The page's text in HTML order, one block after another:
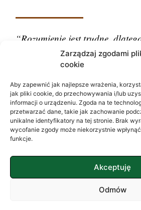
Zarządzaj zgodami
cookie
Aby zapewnić jak najlepsze wrażenia,
jak pliki cookie, do przechowywania i/lub
informacji o urządzeniu. Zgoda na te
przetwarzać dane, takie jak zachowanie
unikalne identyfikatory na tej stronie. Brak
wycofanie zgody może niekorzystnie
funkcje.
Akceptuję
Odmów
“Rozumienie jest trudne,
– Carl Gustav Jung